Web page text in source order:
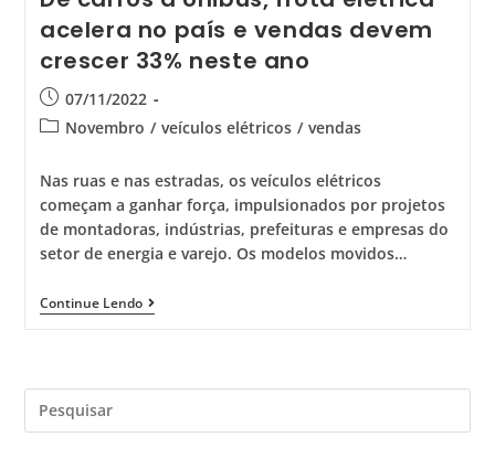
acelera no país e vendas devem
crescer 33% neste ano
07/11/2022
Novembro / veículos elétricos / vendas
Nas ruas e nas estradas, os veículos elétricos
começam a ganhar força, impulsionados por projetos
de montadoras, indústrias, prefeituras e empresas do
setor de energia e varejo. Os modelos movidos…
Continue Lendo